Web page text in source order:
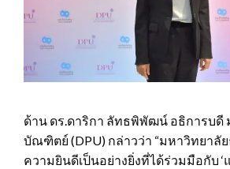
ด้าน ดร.ดาริกา ลัทธพิพัฒน์ อธิการบดี
บัณฑิตย์ (DPU) กล่าวว่า “มหาวิทยา
ความยินดีเป็นอย่างยิ่งที่ได้ร่วมมือกับ ‘